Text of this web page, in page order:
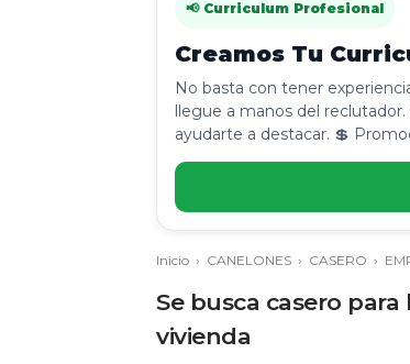
📢 Curriculum Profesional
Creamos Tu
No basta con tener
llegue a manos del
ayudarte a destacar. 💲
Inicio › CANELONES › CASERO ›
Se busca casero
vivienda